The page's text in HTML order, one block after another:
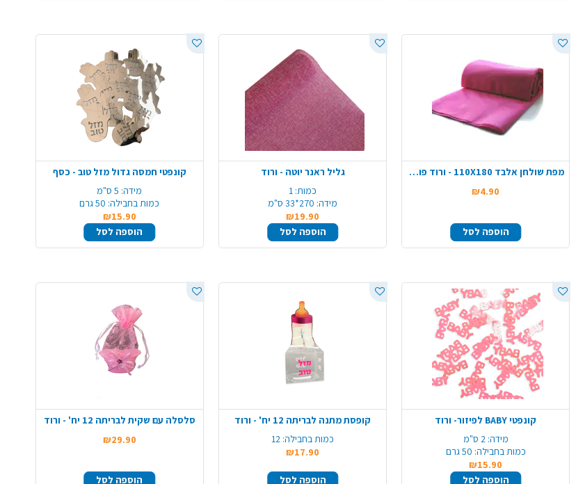
מפת שולחן אלבד 110X180 - ורוד פוקסיה
₪4.90
הוספה לסל
גליל ראנר יוטה - ורוד
כמות: 1
מידה: 270*33 ס"מ
₪19.90
הוספה לסל
קונפטי חמסה גדול מזל טוב - כסף
מידה: 5 ס"מ
כמות בחבילה: 50 גרם
₪15.90
הוספה לסל
קונפטי BABY לפיזור- ורוד
מידה: 2 ס"מ
כמות בחבילה: 50 גרם
₪15.90
הוספה לסל
קופסת מתנה לבריתה 12 יח' - ורוד
כמות בחבילה: 12
₪17.90
הוספה לסל
סלסלה עם שקית לבריתה 12 יח' - ורוד
₪29.90
הוספה לסל